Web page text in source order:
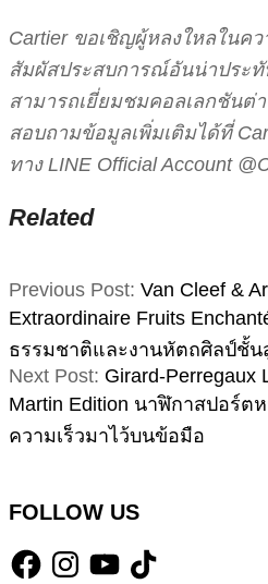
Cartier ขอเชิญผู้หลงใหลในคว
สัมผัสประสบการณ์อันน่าประ
สามารถเยี่ยมชมคอลเลกชันต่
สอบถามข้อมูลเพิ่มเติมได้ที่
ทาง LINE Official Account
Related
2025-
08-
Previous Post: Van Cleef &
Extraordinaire Fruits
ธรรมชาติและงานหัตถศิลป์ชั้น
Next Post: Girard-Perregaux
Martin Edition นาฬิกาสปอร์
ความเร็วมาไว้บนข้อมือ
FOLLOW US
FacebookInstagramYouTube
TikTok